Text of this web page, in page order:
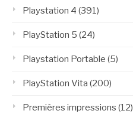
Playstation 4 (391)
PlayStation 5 (24)
Playstation Portable (5)
PlayStation Vita (200)
Premières impressions (12)